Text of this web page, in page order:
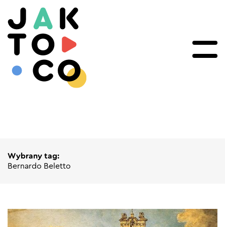
Wybrany tag:
Bernardo Beletto